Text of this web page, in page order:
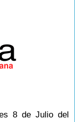
8 de Julio del